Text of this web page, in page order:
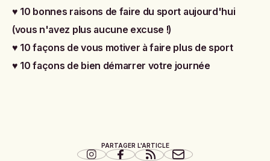
♥ 10 bonnes raisons de faire du sport aujourd'hui
(vous n'avez plus aucune excuse !)
♥ 10 façons de vous motiver à faire plus de sport
♥ 10 façons de bien démarrer votre journée
PARTAGER L'ARTICLE